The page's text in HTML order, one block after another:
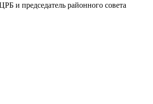
и председатель районного совета